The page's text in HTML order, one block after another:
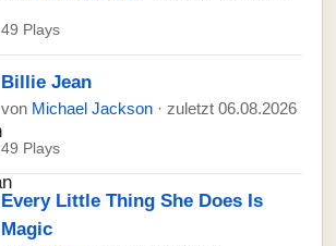
49 Plays
Billie Jean
von Michael Jackson · zuletzt 06.08.2026
49 Plays
Every Little Thing She Does Is
Magic